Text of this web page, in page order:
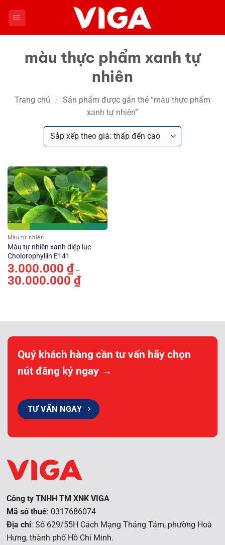
màu thực phẩm xanh tự
nhiên
Trang chủ / Sản phẩm được gắn thẻ “màu thực phẩm
xanh tự nhiên”
Màu tự nhiên
Màu tự nhiên xanh diệp lục
Cholorophyllin E141
3.000.000 ₫ –
30.000.000 ₫Khoảng
giá:
Quý khách hàng cần tư vấn hãy chọn
nút đăng ký ngay →
TƯ VẤN NGAY
Công ty TNHH TM XNK VIGA
Mã số thuế: 0317686074
Địa chỉ: Số 629/55H Cách Mạng Tháng Tám, phường Hoà
Hưng, thành phố Hồ Chí Minh.